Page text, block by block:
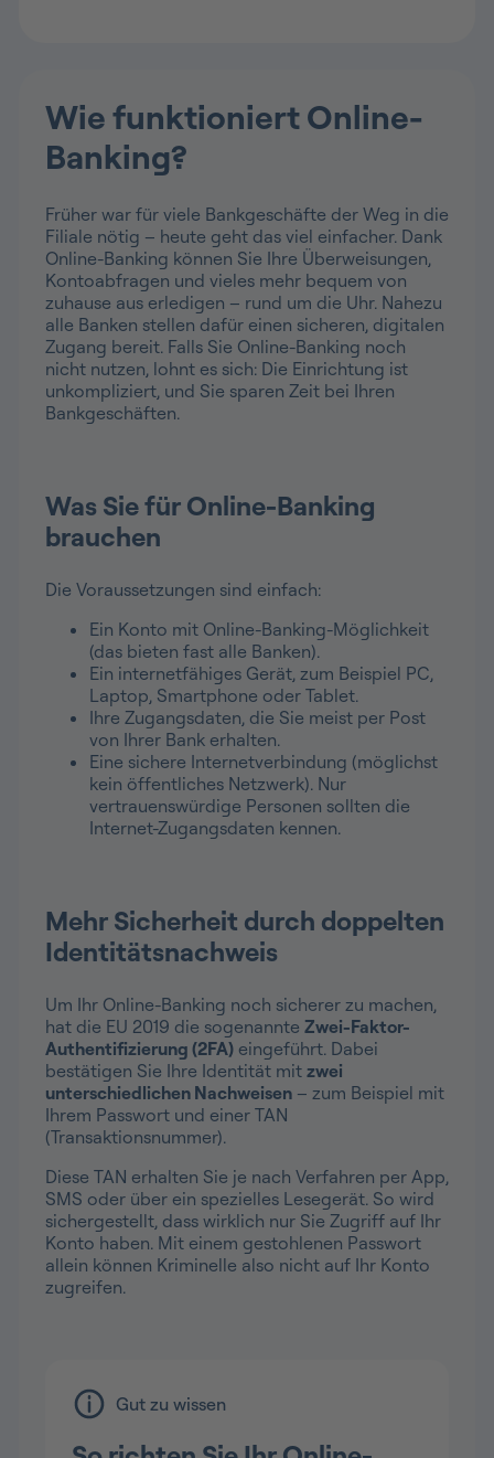
Wie funktioniert Online-
Banking?
Früher war für viele Bankgeschäfte der Weg in die
Filiale nötig – heute geht das viel einfacher. Dank
Online-Banking können Sie Ihre Überweisungen,
Kontoabfragen und vieles mehr bequem von
zuhause aus erledigen – rund um die Uhr. Nahezu
alle Banken stellen dafür einen sicheren, digitalen
Zugang bereit. Falls Sie Online-Banking noch
nicht nutzen, lohnt es sich: Die Einrichtung ist
unkompliziert, und Sie sparen Zeit bei Ihren
Bankgeschäften.
Was Sie für Online-Banking
brauchen
Die Voraussetzungen sind einfach:
Ein Konto mit Online-Banking-Möglichkeit
(das bieten fast alle Banken).
Ein internetfähiges Gerät, zum Beispiel PC,
Laptop, Smartphone oder Tablet.
Ihre Zugangsdaten, die Sie meist per Post
von Ihrer Bank erhalten.
Eine sichere Internetverbindung (möglichst
kein öffentliches Netzwerk). Nur
vertrauenswürdige Personen sollten die
Internet-Zugangsdaten kennen.
Mehr Sicherheit durch doppelten
Identitätsnachweis
Um Ihr Online-Banking noch sicherer zu machen,
hat die EU 2019 die sogenannte Zwei-Faktor-
Authentifizierung (2FA) eingeführt. Dabei
bestätigen Sie Ihre Identität mit zwei
unterschiedlichen Nachweisen – zum Beispiel mit
Ihrem Passwort und einer TAN
(Transaktionsnummer).
Diese TAN erhalten Sie je nach Verfahren per App,
SMS oder über ein spezielles Lesegerät. So wird
sichergestellt, dass wirklich nur Sie Zugriff auf Ihr
Konto haben. Mit einem gestohlenen Passwort
allein können Kriminelle also nicht auf Ihr Konto
zugreifen.
Gut zu wissen